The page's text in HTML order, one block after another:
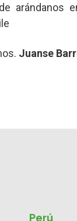
arándanos
Juanse
Perú